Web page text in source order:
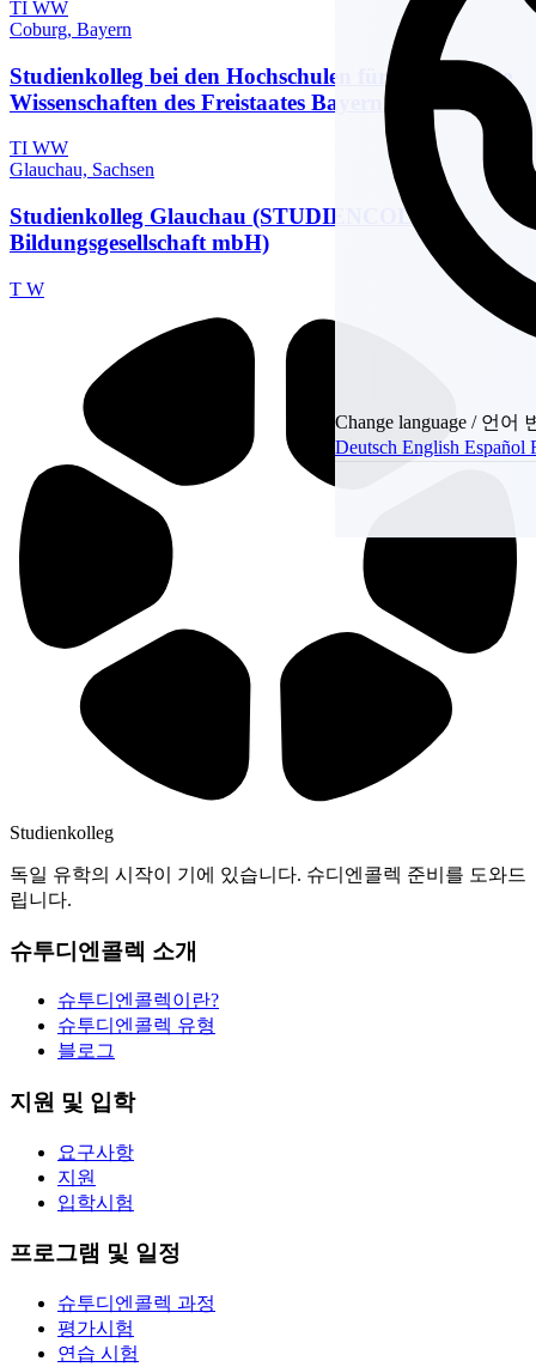
Change language / 언어
DeutschEnglishEspañol
TI WW
Coburg, Bayern
Studienkolleg bei den Hochschulen für angewandte
Wissenschaften des Freistaates Bayern
TI WW
Glauchau, Sachsen
Studienkolleg Glauchau (STUDIENCOLLEG-
Bildungsgesellschaft mbH)
T W
Studienkolleg
독일 유학의 시작이 기에 있습니다. 슈디엔콜렉 준비를 도와드
립니다.
슈투디엔콜렉 소개
슈투디엔콜렉이란?
슈투디엔콜렉 유형
블로그
지원 및 입학
요구사항
지원
입학시험
프로그램 및 일정
슈투디엔콜렉 과정
평가시험
연습 시험